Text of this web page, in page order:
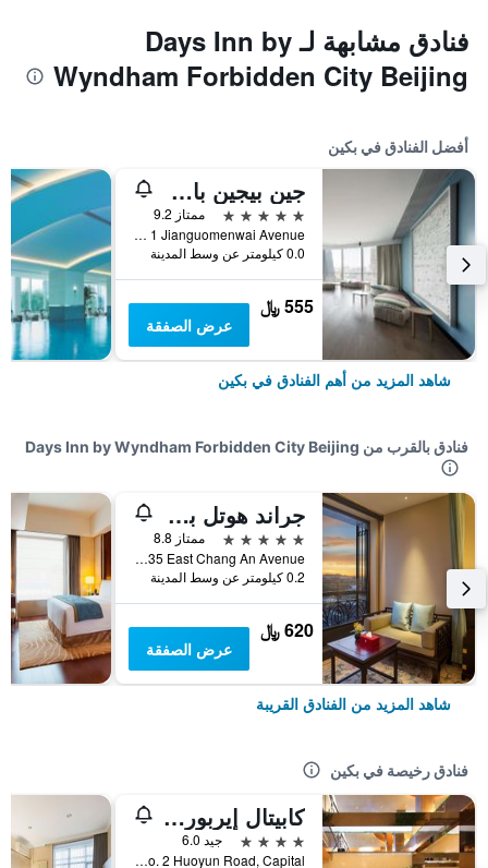
فنادق مشابهة لـ Days Inn by
Wyndham Forbidden City Beijing
أفضل الفنادق في بكين
جين بيجين باي شانغريلا
5 نجوم
ممتاز 9.2
No 1 Jianguomenwai Avenue, بكين, الصين
0.0 كيلومتر عن وسط المدينة
555 ﷼
عرض الصفقة
شاهد المزيد من أهم الفنادق في بكين
فنادق بالقرب من Days Inn by Wyndham Forbidden City Beijing
جراند هوتل بكينج
5 نجوم
ممتاز 8.8
No 35 East Chang An Avenue, بكين, الصين
0.2 كيلومتر عن وسط المدينة
620 ﷼
عرض الصفقة
شاهد المزيد من الفنادق القريبة
فنادق رخيصة في بكين
كابيتال إيربورت إنترناشونال هوتل
4 نجوم
جيد 6.0
No. 2 Huoyun Road, Capital, بكين, الصين